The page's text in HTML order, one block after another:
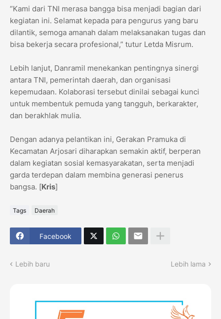
“Kami dari TNI merasa bangga bisa menjadi bagian dari
kegiatan ini. Selamat kepada para pengurus yang baru
dilantik, semoga amanah dalam melaksanakan tugas dan
bisa bekerja secara profesional,” tutur Letda Misrum.
Lebih lanjut, Danramil menekankan pentingnya sinergi
antara TNI, pemerintah daerah, dan organisasi
kepemudaan. Kolaborasi tersebut dinilai sebagai kunci
untuk membentuk pemuda yang tangguh, berkarakter,
dan berakhlak mulia.
Dengan adanya pelantikan ini, Gerakan Pramuka di
Kecamatan Arjosari diharapkan semakin aktif, berperan
dalam kegiatan sosial kemasyarakatan, serta menjadi
garda terdepan dalam membina generasi penerus
bangsa. [Kris]
Tags Daerah
Facebook
Lebih baru Lebih lama